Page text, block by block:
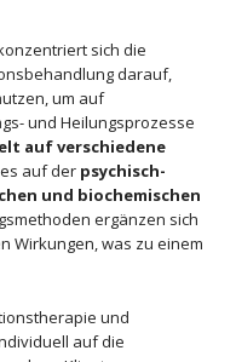
sich die
darauf,
um auf
und Heilungsprozesse
auf verschiedene
auf der psychisch-
und biochemischen
ergänzen sich
Wirkungen, was zu einem
und
auf die